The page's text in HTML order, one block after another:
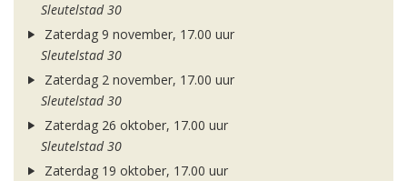
Sleutelstad 30
Zaterdag 9 november, 17.00 uur
Sleutelstad 30
Zaterdag 2 november, 17.00 uur
Sleutelstad 30
Zaterdag 26 oktober, 17.00 uur
Sleutelstad 30
Zaterdag 19 oktober, 17.00 uur